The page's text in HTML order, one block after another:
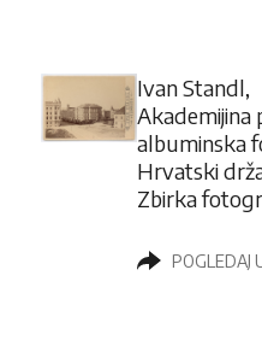
Ivan Standl,
Akademijina
albuminska
Hrvatski
Zbirka
POGLEDAJ